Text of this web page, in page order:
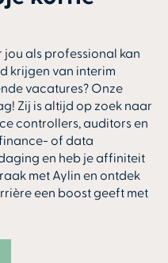
jou als professional kan
krijgen van interim
vacatures? Onze
Zij is altijd op zoek naar
controllers, auditors en
of data
en heb je affiniteit
met Aylin en ontdek
een boost geeft met